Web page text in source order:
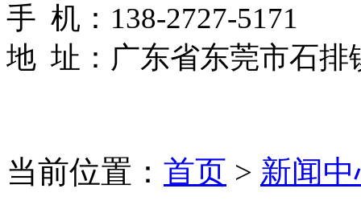
手 机：138-2727-5171
地 址： 广东省东莞市石
当前位置： 首页 > 新闻